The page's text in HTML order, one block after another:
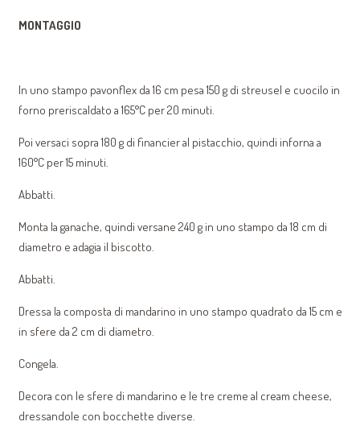
MONTAGGIO
In uno stampo pavonflex da 16 cm pesa 150 g di streusel e cuocilo in
forno preriscaldato a 165°C per 20 minuti.
Poi versaci sopra 180 g di financier al pistacchio, quindi inforna a
160°C per 15 minuti.
Abbatti.
Monta la ganache, quindi versane 240 g in uno stampo da 18 cm di
diametro e adagia il biscotto.
Abbatti.
Dressa la composta di mandarino in uno stampo quadrato da 15 cm e
in sfere da 2 cm di diametro.
Congela.
Decora con le sfere di mandarino e le tre creme al cream cheese,
dressandole con bocchette diverse.